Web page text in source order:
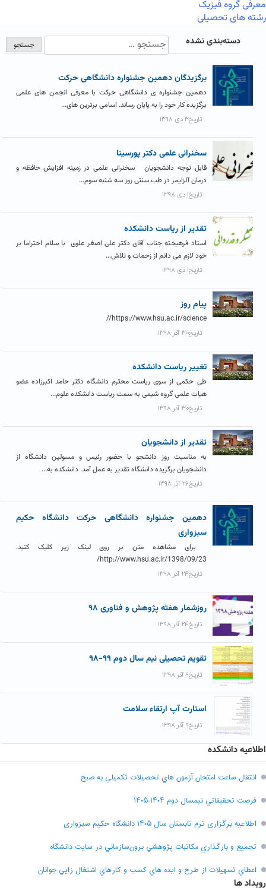
معرفی گروه فیزیک
رشته های تحصیلی
دسته‌بندی نشده
برگزیدگان دهمین جشنواره دانشگاهی حرکت
دهمین جشنواره ی دانشگاهی حرکت با معرفی انجمن های علمی
برگزیده کار خود را به پایان رساند. اسامی برترین های...
تاریخ۳ دی ۱۳۹۸
سخنرانی علمی دکتر پورسینا
قابل توجه دانشجویان سخنرانی علمی در زمینه افزایش حافظه و
درمان آلزایمر در طب سنتی روز سه شنبه سوم...
تاریخ۱ دی ۱۳۹۸
تقدیر از ریاست دانشکده
استاد فرهیخته جناب آقای دکتر علی اصغر علوی با سلام احتراما بر
خود لازم می دانم از زحمات و تلاش...
تاریخ۱ دی ۱۳۹۸
پیام روز
https://www.hsu.ac.ir/science//
تاریخ۳۰ آذر ۱۳۹۸
تغییر ریاست دانشکده
طی حکمی از سوی ریاست محترم دانشگاه دکتر حامد اکبرزاده عضو
هیات علمی گروه شیمی به سمت ریاست دانشکده علوم...
تاریخ۳۰ آذر ۱۳۹۸
تقدیر از دانشجویان
به مناسبت روز دانشجو با حضور رئیس و مسولین دانشگاه از
دانشجویان برگزیده دانشگاه تقدیر به عمل آمد. دانشکده به...
تاریخ۲۶ آذر ۱۳۹۸
دهمین جشنواره دانشگاهی حرکت دانشگاه حکیم
سبزواری
برای مشاهده متن بر روی لینک زیر کلیک کنید.
http://www.hsu.ac.ir/1398/09/23/
تاریخ۲۴ آذر ۱۳۹۸
روزشمار هفته پژوهش و فناوری ۹۸
تاریخ۲۴ آذر ۱۳۹۸
تقویم تحصیلی نیم سال دوم ۹۹-۹۸
تاریخ۹ آذر ۱۳۹۸
استارت آپ ارتقاء سلامت
تاریخ۹ آذر ۱۳۹۸
اطلاعیه دانشکده
انتقال ساعت امتحان آزمون هاي تحصيلات تکميلي به صبح
فرصت تحقيقاتي نیمسال دوم ۱۴۰۴-۱۴۰۵
اطلاعیه برگزاری ترم تابستان سال ۱۴۰۵ دانشگاه حکیم سبزواری
تجميع و بارگذاري مکاتبات پژوهشي برون‌سازماني در سايت دانشگاه
اعطاي تسهيلات از طرح و ايده هاي کسب و کارهاي اشتغال زايي جوانان
رویداد ها